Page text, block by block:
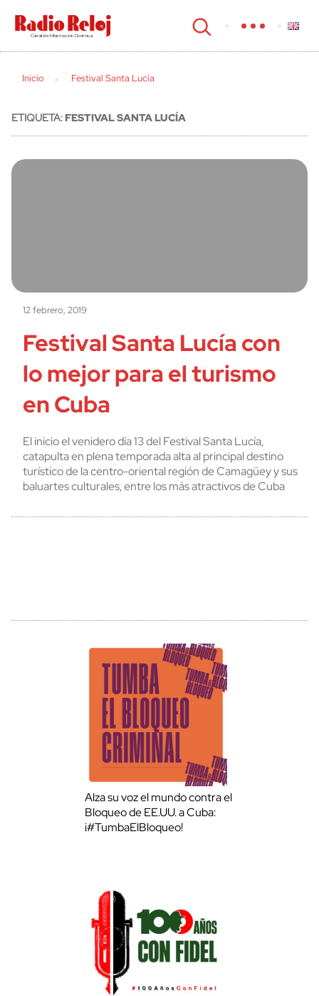
cerrar
Inicio Festival Santa Lucía
ETIQUETA:FESTIVAL SANTA LUCÍA
12 febrero, 2019
Festival Santa Lucía con
lo mejor para el turismo
en Cuba
El inicio el venidero día 13 del Festival Santa Lucía,
catapulta en plena temporada alta al principal destino
turístico de la centro-oriental región de Camagüey y sus
baluartes culturales, entre los más atractivos de Cuba
Alza su voz el mundo contra el
Bloqueo de EE.UU. a Cuba:
¡#TumbaElBloqueo!